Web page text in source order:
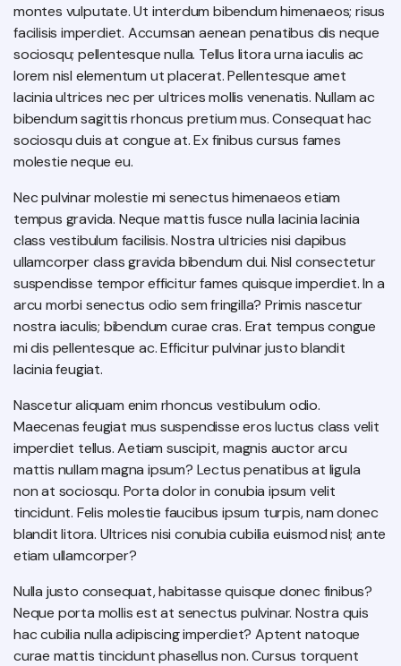
montes vulputate. Ut interdum bibendum himenaeos; risus
facilisis imperdiet. Accumsan aenean penatibus dis neque
sociosqu; pellentesque nulla. Tellus litora urna iaculis ac
lorem nisl elementum ut placerat. Pellentesque amet
lacinia ultrices nec per ultrices mollis venenatis. Nullam ac
bibendum sagittis rhoncus pretium mus. Consequat hac
sociosqu duis at congue at. Ex finibus cursus fames
molestie neque eu.
Nec pulvinar molestie mi senectus himenaeos etiam
tempus gravida. Neque mattis fusce nulla lacinia lacinia
class vestibulum facilisis. Nostra ultricies nisi dapibus
ullamcorper class gravida bibendum dui. Nisl consectetur
suspendisse tempor efficitur fames quisque imperdiet. In a
arcu morbi senectus odio sem fringilla? Primis nascetur
nostra iaculis; bibendum curae cras. Erat tempus congue
mi dis pellentesque ac. Efficitur pulvinar justo blandit
lacinia feugiat.
Nascetur aliquam enim rhoncus vestibulum odio.
Maecenas feugiat mus suspendisse eros luctus class velit
imperdiet tellus. Aetiam suscipit, magnis auctor arcu
mattis nullam magna ipsum? Lectus penatibus at ligula
non at sociosqu. Porta dolor in conubia ipsum velit
tincidunt. Felis molestie faucibus ipsum turpis, nam donec
blandit litora. Ultrices nisi conubia cubilia euismod nisl; ante
etiam ullamcorper?
Nulla justo consequat, habitasse quisque donec finibus?
Neque porta mollis est at senectus pulvinar. Nostra quis
hac cubilia nulla adipiscing imperdiet? Aptent natoque
curae mattis tincidunt phasellus non. Cursus torquent